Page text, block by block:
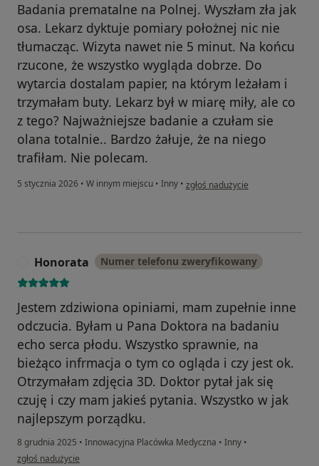
Badania prematalne na Polnej. Wyszłam zła jak
osa. Lekarz dyktuje pomiary położnej nic nie
tłumacząc. Wizyta nawet nie 5 minut. Na końcu
rzucone, że wszystko wygląda dobrze. Do
wytarcia dostalam papier, na którym leżałam i
trzymałam buty. Lekarz był w miarę miły, ale co
z tego? Najważniejsze badanie a czułam sie
olana totalnie.. Bardzo żałuje, że na niego
trafiłam. Nie polecam.
5 stycznia 2026 • W innym miejscu • Inny • w opinii użytkownika W.
zgłoś nadużycie
Honorata Numer telefonu zweryfikowany
Jestem zdziwiona opiniami, mam zupełnie inne
odczucia. Byłam u Pana Doktora na badaniu
echo serca płodu. Wszystko sprawnie, na
bieżąco infrmacja o tym co ogląda i czy jest ok.
Otrzymałam zdjęcia 3D. Doktor pytał jak się
czuję i czy mam jakieś pytania. Wszystko w jak
najlepszym porządku.
8 grudnia 2025 • Innowacyjna Placówka Medyczna • Inny •
w opinii użytkownika Honorata
zgłoś nadużycie